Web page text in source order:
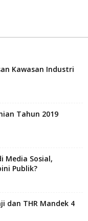
Kawasan Industri
Tahun 2019
Media Sosial,
Publik?
dan THR Mandek 4